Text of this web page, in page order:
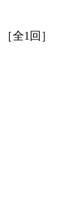
全1回］